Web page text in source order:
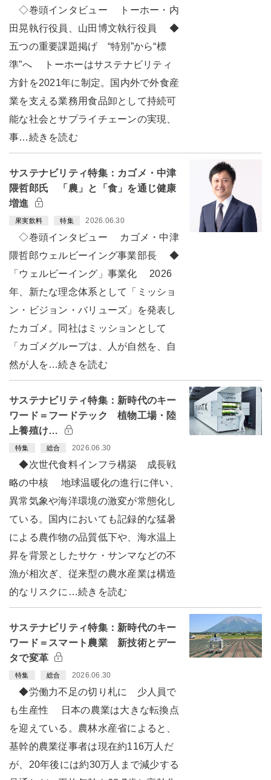
◇巻頭インタビュー トーホー・内
田晃執行役員、山田博文執行役員 ◆
五つの重要課題掲げ “特別”から“標
準”へ トーホーはサステナビリティ
方針を2021年に制定。国内外で外食産
業を支える業務用食品卸として持続可
能な社会とサプライチェーンの実現、
事…続きを読む
サステナビリティ特集：カゴメ・中津
隈哲郎氏 「農」と「食」を通じ健康
増進
果実飲料 特集 2026.06.30
◇巻頭インタビュー カゴメ・中津
隈哲郎ウェルビーイング事業部長 ◆
「ウェルビーイング」事業化 2026
年、新たな理念体系として「ミッショ
ン・ビジョン・バリューズ」を発表し
たカゴメ。同社はミッションとして
「カゴメグループは、人が自然を、自
然が人を…続きを読む
サステナビリティ特集：新時代のキー
ワード＝フードテック 植物工場・陸
上養殖け…
特集 総合 2026.06.30
◆次世代食料インフラ構築 成長戦
略の中核 地球温暖化の進行に伴い、
異常気象や海洋環境の激変が常態化し
ている。国内においても記録的な猛暑
による農作物の品質低下や、海水温上
昇を背景としたサケ・サンマなどの不
漁が相次ぎ、従来型の農水産業は構造
的なリスクに…続きを読む
サステナビリティ特集：新時代のキー
ワード＝スマート農業 新技術とデー
タで変革
特集 総合 2026.06.30
◆労働力不足の切り札に 少人員で
も生産性 日本の農業は大きな転換点
を迎えている。農林水産省によると、
基幹的農業従事者は現在約116万人だ
が、20年後には約30万人まで減少する